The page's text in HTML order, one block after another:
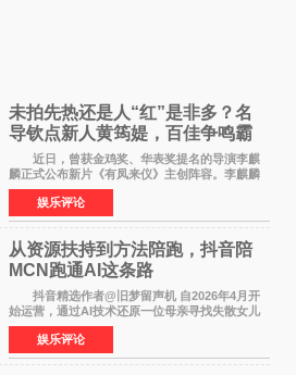
未拍先热还是人“红”是非多？名
导钦点新人黄筠媞，百佳争鸣霸
气回应
近日，曾获金鸡奖、华表奖提名的导演李麒
麟正式公布新片《有凤来仪》主创阵容。李麒麟
早年凭电影《华容道》获得金鸡奖、华表奖提
名，此后长期参与国内外电影制作，其担任制片
人参与的作品亦曾
娱乐评论
从资源扶持到方法陪跑，抖音陪
MCN跑通AI这条路
抖音精选作者@旧梦留声机 自2026年4月开
始运营，通过AI技术还原一位母亲寻找失散女儿
的故事，凭借强情感表达获得大量用户关注，发
布仅21小时便获得超1亿曝光、超1000万互动。
此后，账号持续沿
娱乐评论